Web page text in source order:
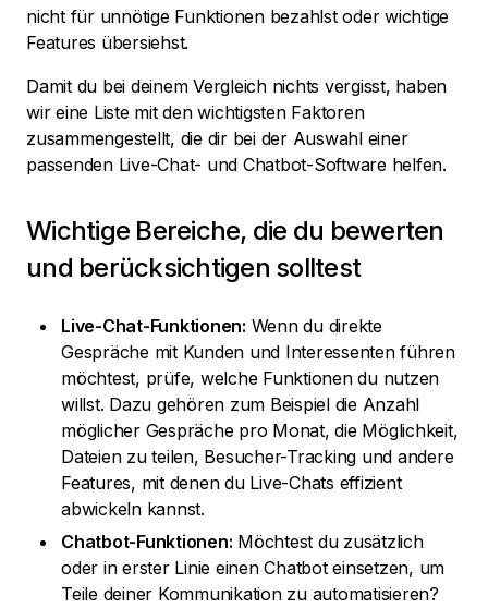
nicht für unnötige Funktionen bezahlst oder wichtige
Features übersiehst.
Damit du bei deinem Vergleich nichts vergisst, haben
wir eine Liste mit den wichtigsten Faktoren
zusammengestellt, die dir bei der Auswahl einer
passenden Live-Chat- und Chatbot-Software helfen.
Wichtige Bereiche, die du bewerten
und berücksichtigen solltest
Live-Chat-Funktionen: Wenn du direkte
Gespräche mit Kunden und Interessenten führen
möchtest, prüfe, welche Funktionen du nutzen
willst. Dazu gehören zum Beispiel die Anzahl
möglicher Gespräche pro Monat, die Möglichkeit,
Dateien zu teilen, Besucher-Tracking und andere
Features, mit denen du Live-Chats effizient
abwickeln kannst.
Chatbot-Funktionen: Möchtest du zusätzlich
oder in erster Linie einen Chatbot einsetzen, um
Teile deiner Kommunikation zu automatisieren?